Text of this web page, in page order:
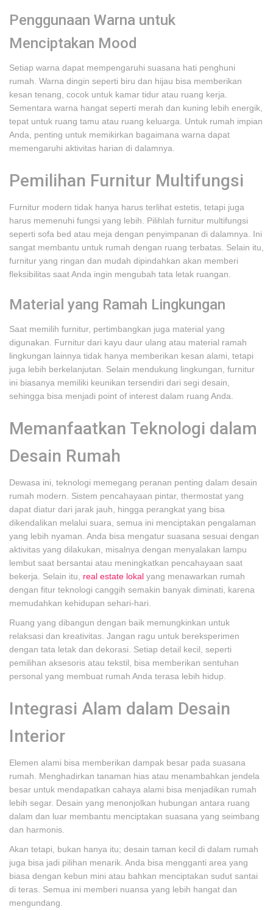
Penggunaan Warna untuk
Menciptakan Mood
Setiap warna dapat mempengaruhi suasana hati penghuni
rumah. Warna dingin seperti biru dan hijau bisa memberikan
kesan tenang, cocok untuk kamar tidur atau ruang kerja.
Sementara warna hangat seperti merah dan kuning lebih energik,
tepat untuk ruang tamu atau ruang keluarga. Untuk rumah impian
Anda, penting untuk memikirkan bagaimana warna dapat
memengaruhi aktivitas harian di dalamnya.
Pemilihan Furnitur Multifungsi
Furnitur modern tidak hanya harus terlihat estetis, tetapi juga
harus memenuhi fungsi yang lebih. Pilihlah furnitur multifungsi
seperti sofa bed atau meja dengan penyimpanan di dalamnya. Ini
sangat membantu untuk rumah dengan ruang terbatas. Selain itu,
furnitur yang ringan dan mudah dipindahkan akan memberi
fleksibilitas saat Anda ingin mengubah tata letak ruangan.
Material yang Ramah Lingkungan
Saat memilih furnitur, pertimbangkan juga material yang
digunakan. Furnitur dari kayu daur ulang atau material ramah
lingkungan lainnya tidak hanya memberikan kesan alami, tetapi
juga lebih berkelanjutan. Selain mendukung lingkungan, furnitur
ini biasanya memiliki keunikan tersendiri dari segi desain,
sehingga bisa menjadi point of interest dalam ruang Anda.
Memanfaatkan Teknologi dalam
Desain Rumah
Dewasa ini, teknologi memegang peranan penting dalam desain
rumah modern. Sistem pencahayaan pintar, thermostat yang
dapat diatur dari jarak jauh, hingga perangkat yang bisa
dikendalikan melalui suara, semua ini menciptakan pengalaman
yang lebih nyaman. Anda bisa mengatur suasana sesuai dengan
aktivitas yang dilakukan, misalnya dengan menyalakan lampu
lembut saat bersantai atau meningkatkan pencahayaan saat
bekerja. Selain itu, real estate lokal yang menawarkan rumah
dengan fitur teknologi canggih semakin banyak diminati, karena
memudahkan kehidupan sehari-hari.
Ruang yang dibangun dengan baik memungkinkan untuk
relaksasi dan kreativitas. Jangan ragu untuk bereksperimen
dengan tata letak dan dekorasi. Setiap detail kecil, seperti
pemilihan aksesoris atau tekstil, bisa memberikan sentuhan
personal yang membuat rumah Anda terasa lebih hidup.
Integrasi Alam dalam Desain
Interior
Elemen alami bisa memberikan dampak besar pada suasana
rumah. Menghadirkan tanaman hias atau menambahkan jendela
besar untuk mendapatkan cahaya alami bisa menjadikan rumah
lebih segar. Desain yang menonjolkan hubungan antara ruang
dalam dan luar membantu menciptakan suasana yang seimbang
dan harmonis.
Akan tetapi, bukan hanya itu; desain taman kecil di dalam rumah
juga bisa jadi pilihan menarik. Anda bisa mengganti area yang
biasa dengan kebun mini atau bahkan menciptakan sudut santai
di teras. Semua ini memberi nuansa yang lebih hangat dan
mengundang.